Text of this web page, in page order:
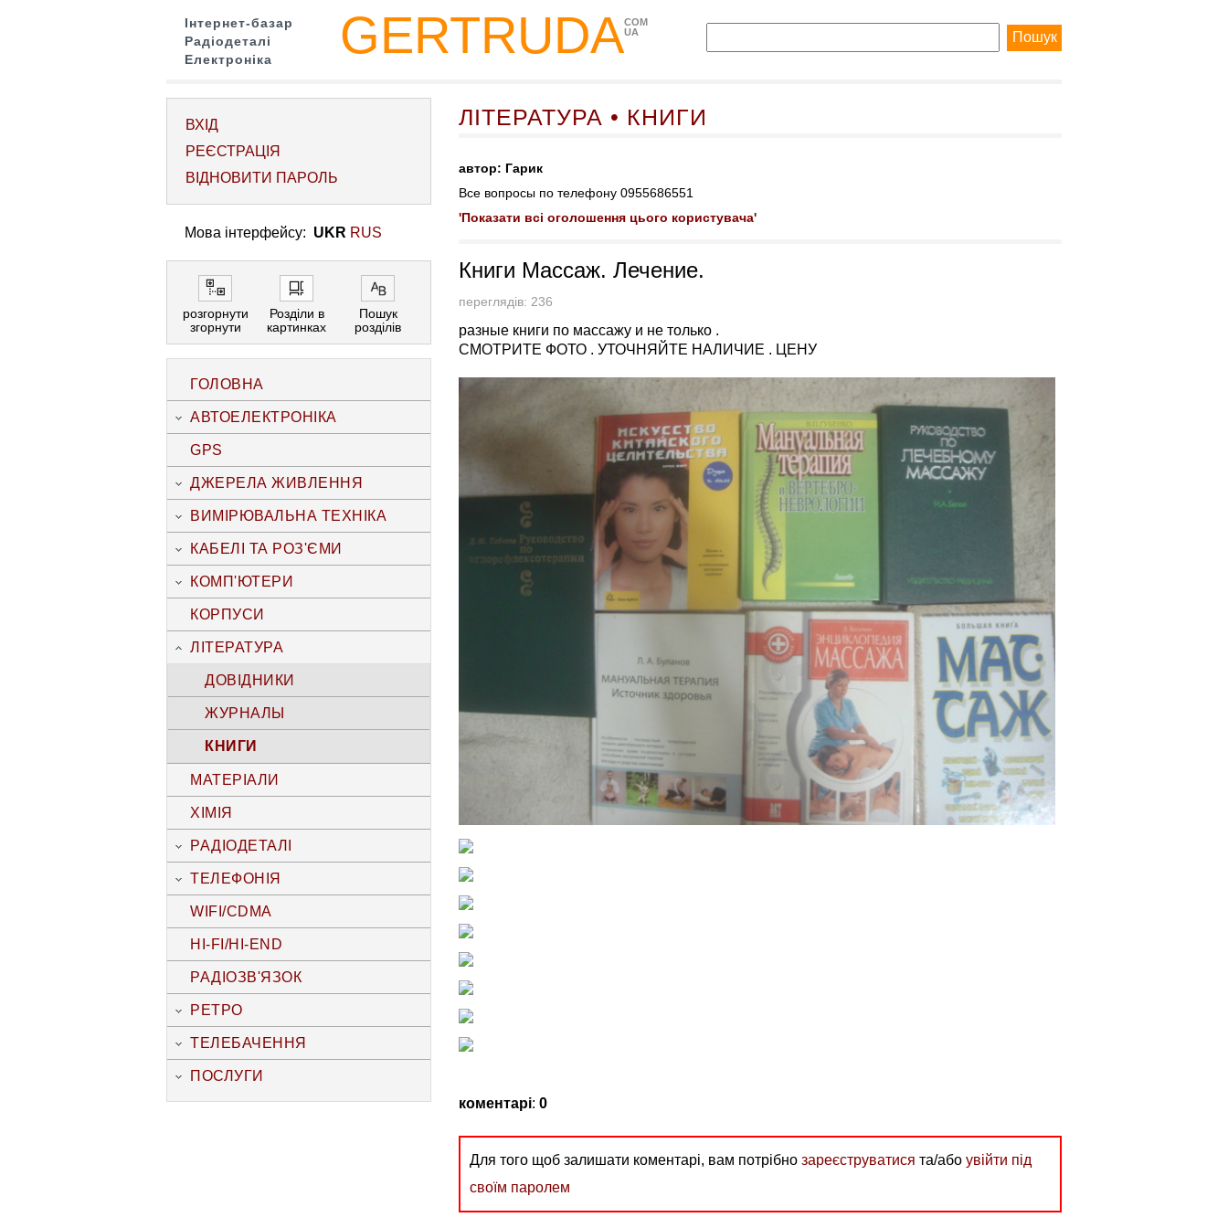
Інтернет-базар
Радіодеталі
Електроніка
GERTRUDACOM
UA
ВХІД
РЕЄСТРАЦІЯ
ВІДНОВИТИ ПАРОЛЬ
Мова інтерфейсу: UKR RUS
розгорнути
згорнути
Розділи в
картинках
Пошук
розділів
ГОЛОВНА
АВТОЕЛЕКТРОНІКА
GPS
ДЖЕРЕЛА ЖИВЛЕННЯ
ВИМІРЮВАЛЬНА ТЕХНІКА
КАБЕЛІ ТА РОЗ'ЄМИ
КОМП'ЮТЕРИ
КОРПУСИ
ЛІТЕРАТУРА
ДОВІДНИКИ
ЖУРНАЛЫ
КНИГИ
МАТЕРІАЛИ
ХІМІЯ
РАДІОДЕТАЛІ
ТЕЛЕФОНІЯ
WIFI/CDMA
HI-FI/HI-END
РАДІОЗВ'ЯЗОК
РЕТРО
ТЕЛЕБАЧЕННЯ
ПОСЛУГИ
ЛІТЕРАТУРА • КНИГИ
автор: Гарик
Все вопросы по телефону 0955686551
'Показати всі оголошення цього користувача'
Книги Массаж. Лечение.
переглядів: 236
разные книги по массажу и не только .
СМОТРИТЕ ФОТО . УТОЧНЯЙТЕ НАЛИЧИЕ . ЦЕНУ
коментарі: 0
Для того щоб залишати коментарі, вам потрібно зареєструватися та/або увійти під
своїм паролем